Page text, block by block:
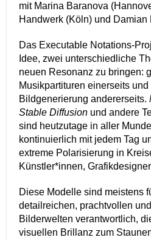
mit Marina Baranova
Handwerk (Köln) und Damian
Das Executable Notations-
Idee, zwei unterschiedliche
neuen Resonanz zu bringen:
Musikpartituren einerseits
Bildgenerierung andererseits.
Stable Diffusion und andere
sind heutzutage in aller
kontinuierlich mit jedem Tag
extreme Polarisierung in
Künstler*innen,
Diese Modelle sind meistens
detailreichen, prachtvollen
Bilderwelten verantwortlich,
visuellen Brillanz zum